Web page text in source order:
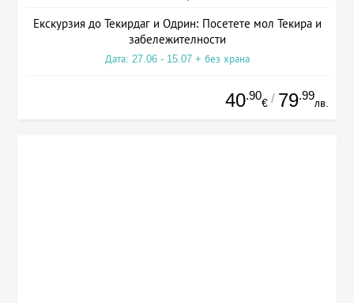
Екскурзия до Текирдаг и Одрин: Посетете мол Текира и
забележителности
Дата: 27.06 - 15.07 + без храна
40.90
€ / 79.99
лв.